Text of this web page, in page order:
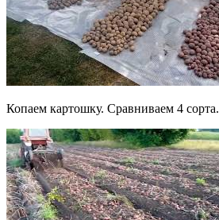
Копаем картошку. Сравниваем 4 сорта.